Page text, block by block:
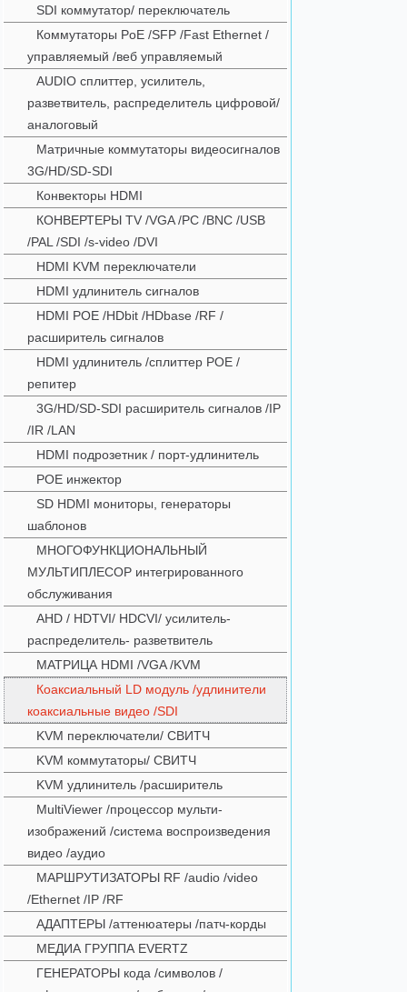
SDI коммутатор/ переключатель
Коммутаторы PoE /SFP /Fast Ethernet /
управляемый /веб управляемый
AUDIO сплиттер, усилитель,
разветвитель, распределитель цифровой/
аналоговый
Матричные коммутаторы видеосигналов
3G/HD/SD-SDI
Конвекторы HDMI
КОНВЕРТЕРЫ TV /VGA /PC /BNC /USB
/PAL /SDI /s-video /DVI
HDMI KVM переключатели
HDMI удлинитель сигналов
HDMI POE /HDbit /HDbase /RF /
расширитель сигналов
HDMI удлинитель /сплиттер POE /
репитер
3G/HD/SD-SDI расширитель сигналов /IP
/IR /LAN
HDMI подрозетник / порт-удлинитель
POE инжектор
SD HDMI мониторы, генераторы
шаблонов
МНОГОФУНКЦИОНАЛЬНЫЙ
МУЛЬТИПЛЕСОР интегрированного
обслуживания
AHD / HDTVI/ HDCVI/ усилитель-
распределитель- разветвитель
МАТРИЦА HDMI /VGA /KVM
Коаксиальный LD модуль /удлинители
коаксиальные видео /SDI
KVM переключатели/ СВИТЧ
KVM коммутаторы/ СВИТЧ
KVM удлинитель /расширитель
MultiViewer /процессор мульти-
изображений /система воспроизведения
видео /аудио
МАРШРУТИЗАТОРЫ RF /audio /video
/Ethernet /IP /RF
АДАПТЕРЫ /аттенюатеры /патч-корды
МЕДИА ГРУППА EVERTZ
ГЕНЕРАТОРЫ кода /символов /